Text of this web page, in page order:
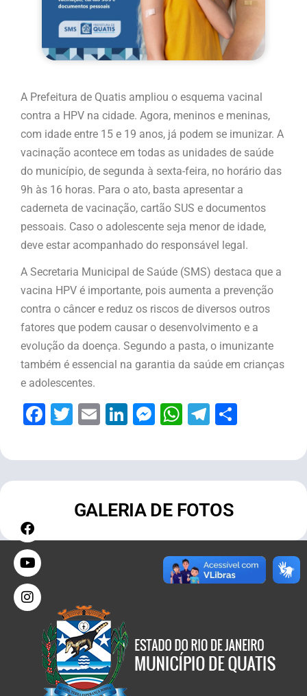
A Prefeitura de Quatis ampliou o esquema vacinal
contra a HPV na cidade. Agora, meninos e meninas,
com idade entre 15 e 19 anos, já podem se imunizar. A
vacinação acontece em todas as unidades de saúde
do município, de segunda à sexta-feira, no horário das
9h às 16 horas. Para o ato, basta apresentar a
caderneta de vacinação, cartão SUS e documentos
pessoais. Caso o adolescente seja menor de idade,
deve estar acompanhado do responsável legal.
A Secretaria Municipal de Saúde (SMS) destaca que a
vacina HPV é importante, pois aumenta a prevenção
contra o câncer e reduz os riscos de diversos outros
fatores que podem causar o desenvolvimento e a
evolução da doença. Segundo a pasta, o imunizante
também é essencial na garantia da saúde em crianças
e adolescentes.
Facebook
Twitter
EmailLinkedIn
Messenger
WhatsApp
Telegram
GALERIA DE FOTOS